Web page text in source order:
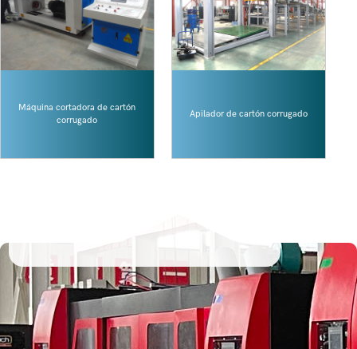
Máquina cortadora de cartón
corrugado
Apilador de cartón corrugado